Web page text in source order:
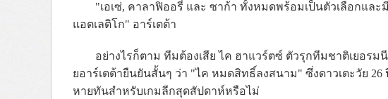
"เอเซ่, คาลาฟิออรี่ และ ซาก้า ทั้งหมดพร้อมเป็นตัวเลือกแล
แอตเลติโก" อาร์เตต้า
อย่างไรก็ตาม ทีมต้องเสีย ไค ฮาแวร์ตซ์ ตัวรุกทีมชาติเยอร
ยอาร์เตต้ายืนยันสั้นๆ ว่า "ไค หมดสิทธิ์ลงสนาม" ซึ่งดาวเตะวัย
หายทันสำหรับเกมลีกสุดสัปดาห์หรือไม่